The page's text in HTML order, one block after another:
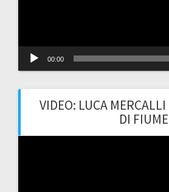
00:00
VIDEO: LUCA
DI FIUME